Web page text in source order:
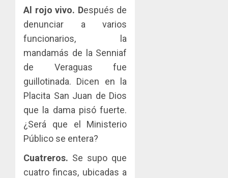
Al rojo vivo. Después de
denunciar a varios
funcionarios, la
mandamás de la Senniaf
de Veraguas fue
guillotinada. Dicen en la
Placita San Juan de Dios
que la dama pisó fuerte.
¿Será que el Ministerio
Público se entera?
Cuatreros. Se supo que
cuatro fincas, ubicadas a